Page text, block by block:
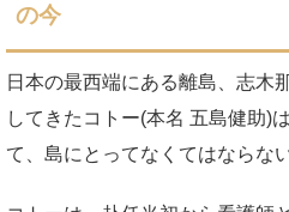
の今
日本の最西端にある離島、志木
してきたコトー(本名 五島健助)
て、島にとってなくてはならな